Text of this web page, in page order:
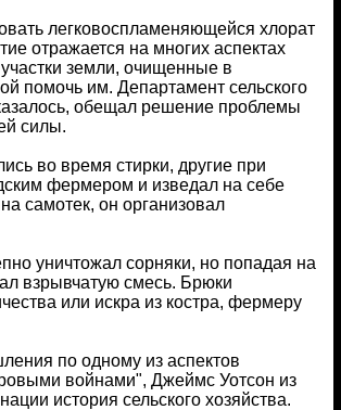
легковоспламеняющейся хлорат
отражается на многих аспектах
земли, очищенные в
помочь им. Департамент сельского
обещал решение проблемы
силы.
во время стирки, другие при
фермером и изведал на себе
самотек, он организовал
уничтожал сорняки, но попадая на
взрывчатую смесь. Брюки
или искра из костра, фермеру
по одному из аспектов
войнами", Джеймс Уотсон из
история сельского хозяйства.